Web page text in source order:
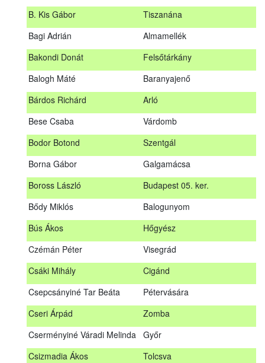
B. Kis Gábor
Tiszanána
Bagi Adrián
Almamellék
Bakondi Donát
Felsőtárkány
Balogh Máté
Baranyajenő
Bárdos Richárd
Arló
Bese Csaba
Várdomb
Bodor Botond
Szentgál
Borna Gábor
Galgamácsa
Boross László
Budapest 05. ker.
Bődy Miklós
Balogunyom
Bús Ákos
Hőgyész
Czémán Péter
Visegrád
Csáki Mihály
Cigánd
Csepcsányiné Tar Beáta
Pétervására
Cseri Árpád
Zomba
Cserményiné Váradi Melinda Győr
Csizmadia Ákos
Tolcsva
Az alábbiakban tesszük közzé a 2018. szeptember 19-én
megrendezett erdészeti szakszemélyzeti vizsgát sikeresen
teljesítők névsorát.
A sikeres vizsgáról szóló tanúsítványt postán küldjük meg. A
Tiszanána
Almamellék
Felsőtárkány
Balogh Máté
Baranyajenő
Arló
Várdomb
Bodor Botond
Szentgál
Boross László
Bődy Miklós
Bús Ákos
Hőgyész